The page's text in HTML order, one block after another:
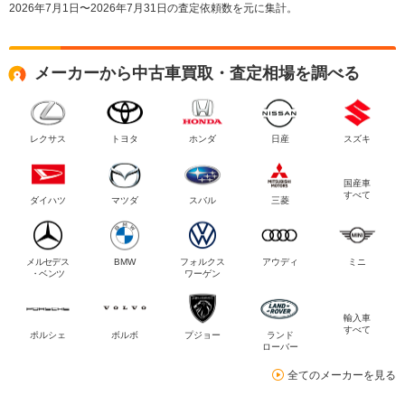
2026年7月1日〜2026年7月31日の査定依頼数を元に集計。
メーカーから中古車買取・査定相場を調べる
レクサス トヨタ ホンダ 日産 スズキ
ダイハツ マツダ スバル 三菱
国産車
すべて
メルセデス
・ベンツ
BMW
フォルクス
ワーゲン
アウディ ミニ
ポルシェ ボルボ プジョー
ランド
ローバー
輸入車
すべて
全てのメーカーを見る